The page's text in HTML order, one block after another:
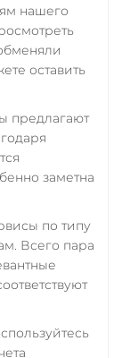
(YFI)
(ZEC)
ИП/ООО
UAH
Кредит KZT
KGS
нашего
оставить
предлагают
заметна
по типу
Всего пара